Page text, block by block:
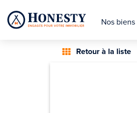
Nos biens
Retour à la liste